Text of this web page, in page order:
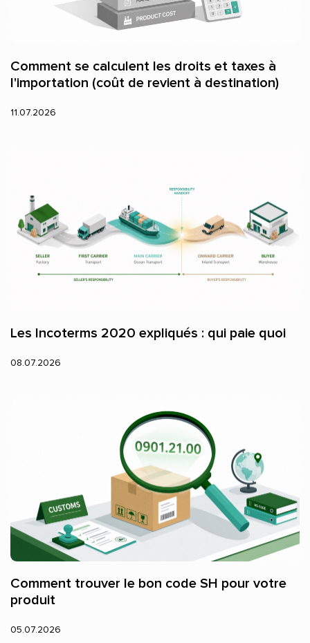
Comment se calculent les droits et taxes à
l'importation (coût de revient à destination)
11.07.2026
Les Incoterms 2020 expliqués : qui paie quoi
08.07.2026
Comment trouver le bon code SH pour votre
produit
05.07.2026